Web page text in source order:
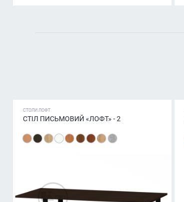
СТОЛИ ЛОФТ
СТІЛ ПИСЬМОВИЙ «ЛОФТ» - 2